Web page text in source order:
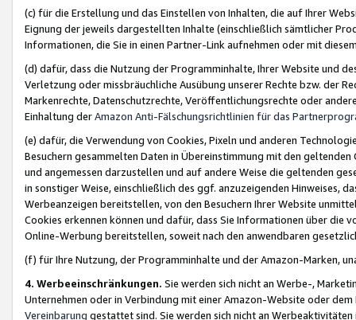
(c) für die Erstellung und das Einstellen von Inhalten, die auf Ihrer
Eignung der jeweils dargestellten Inhalte (einschließlich sämtlicher
Informationen, die Sie in einen Partner-Link aufnehmen oder mit
(d) dafür, dass die Nutzung der Programminhalte, Ihrer Website und
Verletzung oder missbräuchliche Ausübung unserer Rechte bzw. der
Markenrechte, Datenschutzrechte, Veröffentlichungsrechte oder
Einhaltung derAmazon Anti-Fälschungsrichtlinien für das
(e) dafür, die Verwendung von Cookies, Pixeln und anderen
Besuchern gesammelten Daten in Übereinstimmung mit den
und angemessen darzustellen und auf andere Weise die geltenden
in sonstiger Weise, einschließlich des ggf. anzuzeigenden Hinweises,
Werbeanzeigen bereitstellen, von den Besuchern Ihrer Website
Cookies erkennen können und dafür, dass Sie Informationen über die
Online-Werbung bereitstellen, soweit nach den anwendbaren
(f) für Ihre Nutzung, der Programminhalte und der Amazon-Marken,
4. Werbeeinschränkungen. Sie werden sich nicht an Werbe-,
Unternehmen oder in Verbindung mit einer Amazon-Website oder
Vereinbarung gestattet sind. Sie werden sich nicht an